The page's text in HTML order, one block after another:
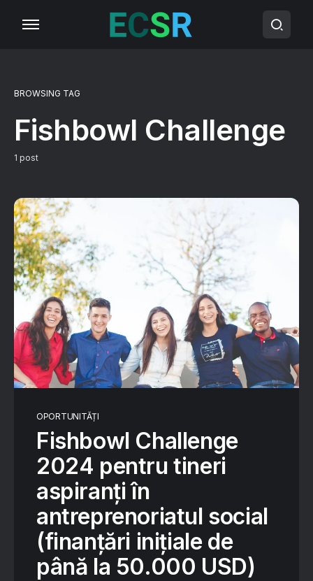
BROWSING TAG
Fishbowl Challenge
1 post
OPORTUNITĂȚI
Fishbowl Challenge
2024 pentru tineri
aspiranți în
antreprenoriatul social
(finanțări inițiale de
până la 50.000 USD)